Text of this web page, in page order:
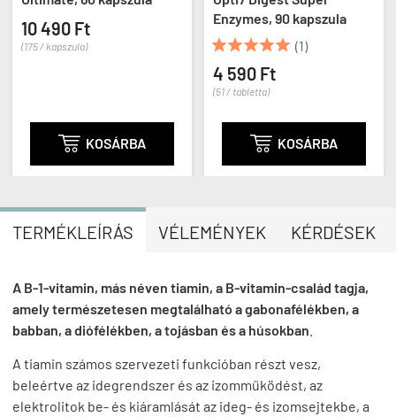
10 490 Ft
(175 / kapszula)
 KOSÁRBA
Enzymes, 90 kapszula
 (1)
4 590 Ft
(51 / tabletta)
 KOSÁRBA
TERMÉKLEÍRÁS VÉLEMÉNYEK KÉRDÉSEK
A B-1-vitamin, más néven tiamin, a B-vitamin-család tagja,
amely természetesen megtalálható a gabonafélékben, a
babban, a diófélékben, a tojásban és a húsokban
A tiamin számos szervezeti funkcióban részt vesz,
beleértve az idegrendszer és az izomműködést, az
elektrolitok be- és kiáramlását az ideg- és izomsejtekbe, a